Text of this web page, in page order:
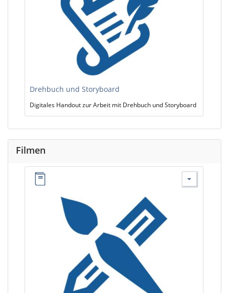
Drehbuch und Storyboard
Digitales Handout zur Arbeit mit Drehbuch und Storyboard
Filmen